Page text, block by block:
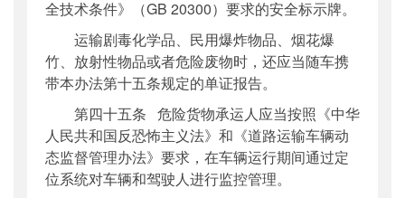
全技术条件》（GB 20300）要求的安全标示牌。
运输剧毒化学品、民用爆炸物品、烟花爆
竹、放射性物品或者危险废物时，还应当随车携
带本办法第十五条规定的单证报告。
第四十五条 危险货物承运人应当按照《中华
人民共和国反恐怖主义法》和《道路运输车辆动
态监督管理办法》要求，在车辆运行期间通过定
位系统对车辆和驾驶人进行监控管理。